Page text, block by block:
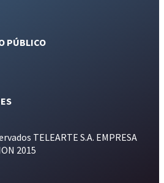
PÚBLICO
TELEARTE S.A. EMPRESA
2015